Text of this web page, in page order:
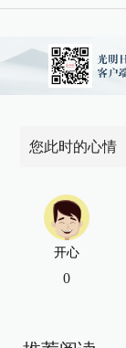
您此时的心情
开心
0